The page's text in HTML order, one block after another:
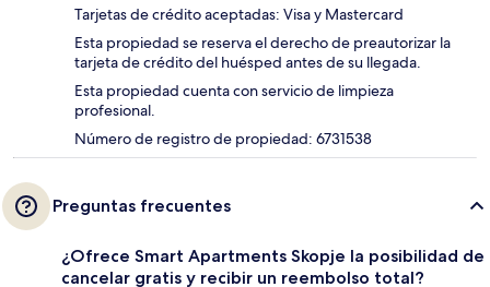
Tarjetas de crédito aceptadas: Visa y Mastercard
Esta propiedad se reserva el derecho de preautorizar la
tarjeta de crédito del huésped antes de su llegada.
Esta propiedad cuenta con servicio de limpieza
profesional.
Número de registro de propiedad: 6731538
Preguntas frecuentes
¿Ofrece Smart Apartments Skopje la posibilidad de
cancelar gratis y recibir un reembolso total?